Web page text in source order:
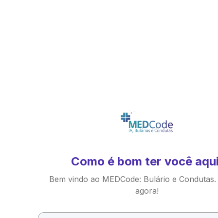
Como é bom ter você
Bem vindo ao MEDCode: Bulário e Condutas.
agora!